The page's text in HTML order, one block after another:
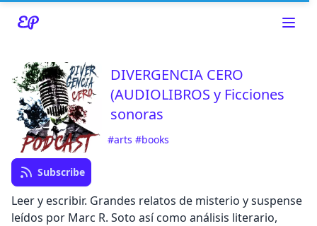
Read about our content policies
DIVERGENCIA CERO
(AUDIOLIBROS y Ficciones
sonoras
#arts #books
Subscribe
Leer y escribir. Grandes relatos de misterio y suspense
leídos por Marc R. Soto así como análisis literario,